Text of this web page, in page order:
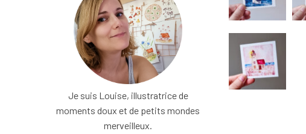
Je suis Louise, illustratrice de
moments doux et de petits mondes
merveilleux.